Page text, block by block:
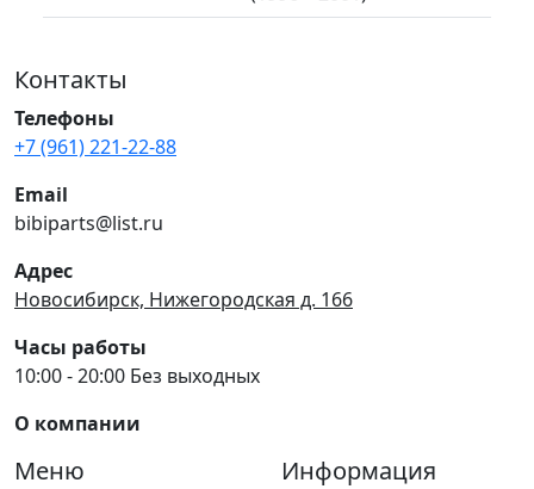
Контакты
Телефоны
+7 (961) 221-22-88
Email
bibiparts@list.ru
Адрес
Новосибирск, Нижегородская д. 166
Часы работы
10:00 - 20:00 Без выходных
О компании
Меню Информация